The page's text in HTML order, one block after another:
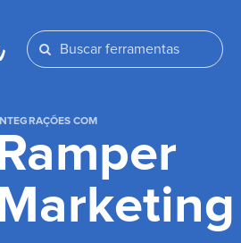
INTEGRAÇÕES COM
Ramper
Marketing